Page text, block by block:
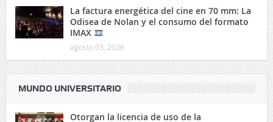
La factura energética del cine en 70 mm: La
Odisea de Nolan y el consumo del formato
IMAX
agosto 03, 2026
MUNDO UNIVERSITARIO
Otorgan la licencia de uso de la